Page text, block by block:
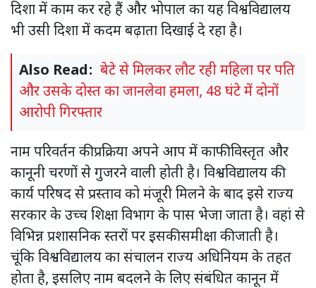
दिशा में काम कर रहे हैं और भोपाल का यह विश्वविद्यालय
भी उसी दिशा में कदम बढ़ाता दिखाई दे रहा है।
Also Read: बेटे से मिलकर लौट रही महिला पर पति
और उसके दोस्त का जानलेवा हमला, 48 घंटे में दोनों
आरोपी गिरफ्तार
नाम परिवर्तन की प्रक्रिया अपने आप में काफी विस्तृत और
कानूनी चरणों से गुजरने वाली होती है। विश्वविद्यालय की
कार्य परिषद से प्रस्ताव को मंजूरी मिलने के बाद इसे राज्य
सरकार के उच्च शिक्षा विभाग के पास भेजा जाता है। वहां से
विभिन्न प्रशासनिक स्तरों पर इसकी समीक्षा की जाती है।
चूंकि विश्वविद्यालय का संचालन राज्य अधिनियम के तहत
होता है, इसलिए नाम बदलने के लिए संबंधित कानून में